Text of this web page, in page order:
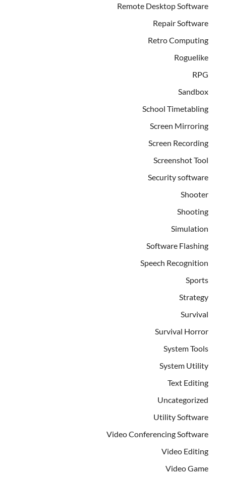
Remote Desktop Software
Repair Software
Retro Computing
Roguelike
RPG
Sandbox
School Timetabling
Screen Mirroring
Screen Recording
Screenshot Tool
Security software
Shooter
Shooting
Simulation
Software Flashing
Speech Recognition
Sports
Strategy
Survival
Survival Horror
System Tools
System Utility
Text Editing
Uncategorized
Utility Software
Video Conferencing Software
Video Editing
Video Game